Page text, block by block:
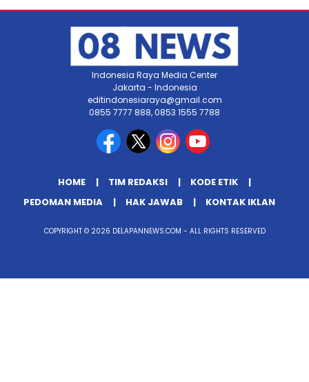
Indonesia Raya Media Center
Jakarta - Indonesia
editindonesiaraya@gmail.com
0855 7777 888, 0853 1555 7788
HOME TIM REDAKSI
KODE ETIK
PEDOMAN MEDIA
HAK JAWAB KONTAK IKLAN
COPYRIGHT © 2026 DELAPANNEWS.COM - ALL RIGHTS RESERVED